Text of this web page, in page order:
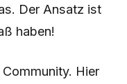
Der Ansatz ist
haben!
Hier